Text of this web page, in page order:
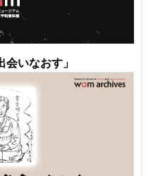
会いなおす」